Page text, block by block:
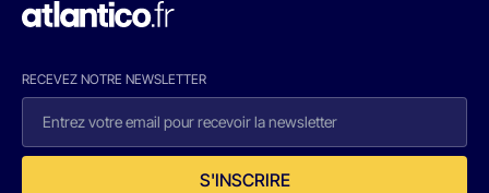
RECEVEZ NOTRE NEWSLETTER
S'INSCRIRE